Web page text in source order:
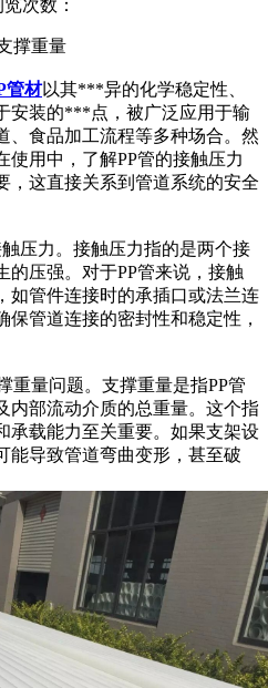
次数：
撑重量
管材以其***异的化学稳定性、
安装的***点，被广泛应用于输
、食品加工流程等多种场合。然
用中，了解PP管的接触压力
，这直接关系到管道系统的安全
压力。接触压力指的是两个接
的压强。对于PP管来说，接触
如管件连接时的承插口或法兰连
管道连接的密封性和稳定性，
重量问题。支撑重量是指PP管
内部流动介质的总重量。这个指
承载能力至关重要。如果支架设
能导致管道弯曲变形，甚至破